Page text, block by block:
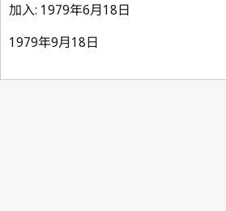
加入: 1979年6月18日
1979年9月18日